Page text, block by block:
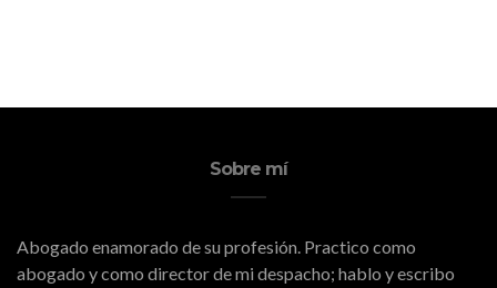
Sobre mí
Abogado enamorado de su profesión. Practico como
abogado y como director de mi despacho; hablo y escribo